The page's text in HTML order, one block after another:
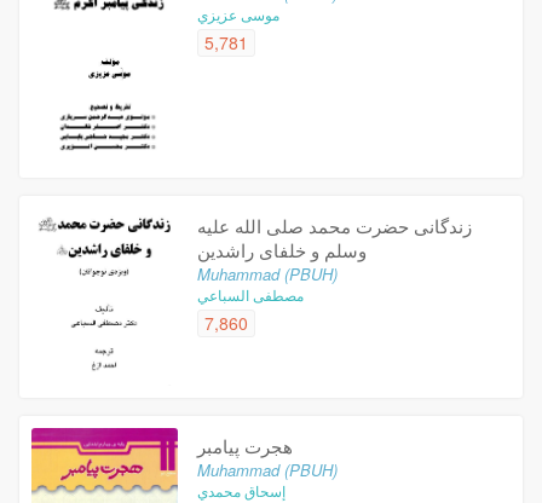
موسى عزيزي
5,781
زندگانی حضرت محمد صلی الله علیه
وسلم و خلفای راشدین
Muhammad (PBUH)
مصطفى السباعي
7,860
هجرت پیامبر
Muhammad (PBUH)
إسحاق محمدي